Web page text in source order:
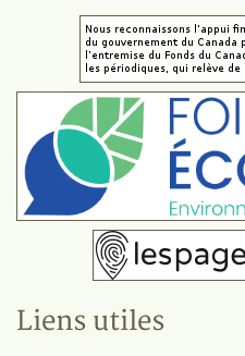
Liens utiles